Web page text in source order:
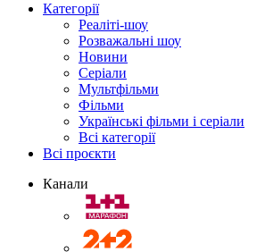
Категорії
Реаліті-шоу
Розважальні шоу
Новини
Серіали
Мультфільми
Фільми
Українські фільми і серіали
Всі категорії
Всі проєкти
Канали